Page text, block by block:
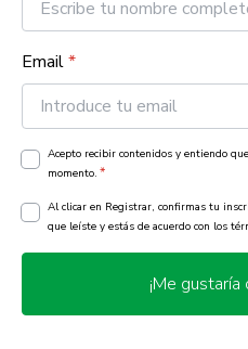
Email*
Acepto recibir contenidos y entiendo
momento. *
Al clicar en Registrar, confirmas tu
que leíste y estás de acuerdo con los
¡Me gustaría